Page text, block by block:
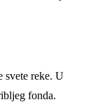
svete reke. U
fonda.